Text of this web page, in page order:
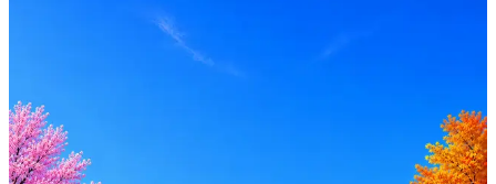
Стратегия поиска с AI: рынки, позиции, вилка, каналы